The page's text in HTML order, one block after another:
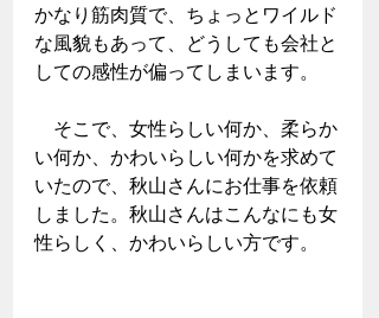
かなり筋肉質で、ちょっとワイルド
な風貌もあって、どうしても会社と
しての感性が偏ってしまいます。
そこで、女性らしい何か、柔らか
い何か、かわいらしい何かを求めて
いたので、秋山さんにお仕事を依頼
しました。秋山さんはこんなにも女
性らしく、かわいらしい方です。